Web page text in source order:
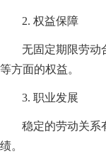
2. 权益保障
无固定期限劳动
等方面的权益。
3. 职业发展
稳定的劳动关系
绩。